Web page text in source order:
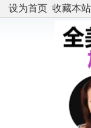
设为首页 收藏本站